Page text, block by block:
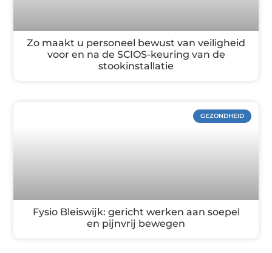
Zo maakt u personeel bewust van veiligheid
voor en na de SCIOS-keuring van de
stookinstallatie
GEZONDHEID
Fysio Bleiswijk: gericht werken aan soepel
en pijnvrij bewegen